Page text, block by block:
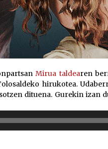
Mirua taldearen
hirukotea.
dituena. Gurekin izan